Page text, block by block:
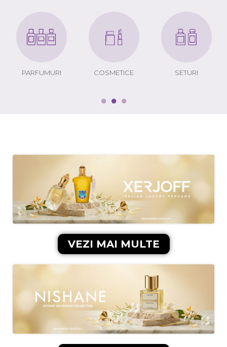
PARFUMURI COSMETICE SETURI
VEZI MAI MULTE